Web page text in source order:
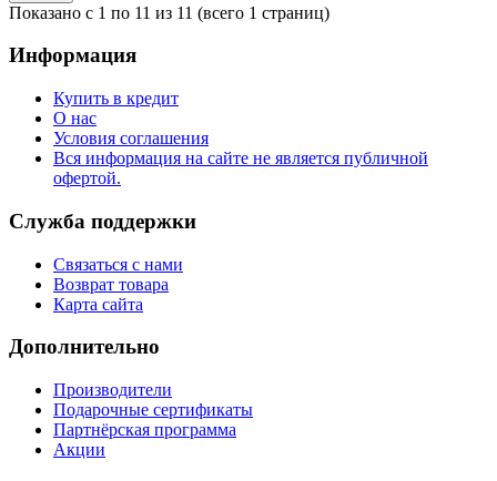
Показано с 1 по 11 из 11 (всего 1 страниц)
Информация
Купить в кредит
О нас
Условия соглашения
Вся информация на сайте не является публичной
офертой.
Служба поддержки
Связаться с нами
Возврат товара
Карта сайта
Дополнительно
Производители
Подарочные сертификаты
Партнёрская программа
Акции